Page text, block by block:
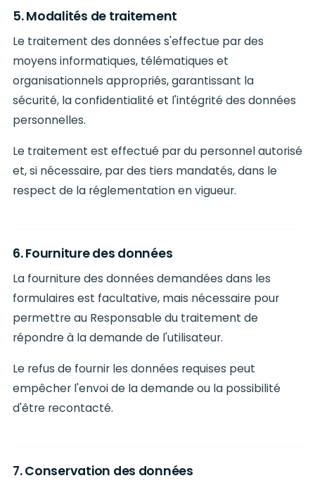
5. Modalités de traitement
Le traitement des données s'effectue par des
moyens informatiques, télématiques et
organisationnels appropriés, garantissant la
sécurité, la confidentialité et l'intégrité des données
personnelles.
Le traitement est effectué par du personnel autorisé
et, si nécessaire, par des tiers mandatés, dans le
respect de la réglementation en vigueur.
6. Fourniture des données
La fourniture des données demandées dans les
formulaires est facultative, mais nécessaire pour
permettre au Responsable du traitement de
répondre à la demande de l'utilisateur.
Le refus de fournir les données requises peut
empêcher l'envoi de la demande ou la possibilité
d'être recontacté.
7. Conservation des données